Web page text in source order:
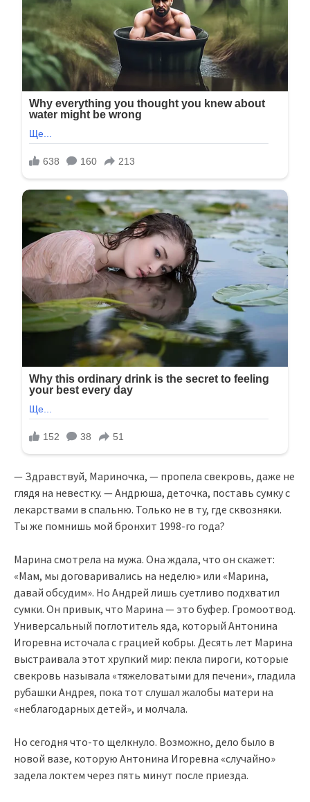
— Здравствуй, Мариночка, — пропела свекровь, даже не
глядя на невестку. — Андрюша, деточка, поставь сумку с
лекарствами в спальню. Только не в ту, где сквозняки.
Ты же помнишь мой бронхит 1998-го года?
Марина смотрела на мужа. Она ждала, что он скажет:
«Мам, мы договаривались на неделю» или «Марина,
давай обсудим». Но Андрей лишь суетливо подхватил
сумки. Он привык, что Марина — это буфер. Громоотвод.
Универсальный поглотитель яда, который Антонина
Игоревна источала с грацией кобры. Десять лет Марина
выстраивала этот хрупкий мир: пекла пироги, которые
свекровь называла «тяжеловатыми для печени», гладила
рубашки Андрея, пока тот слушал жалобы матери на
«неблагодарных детей», и молчала.
Но сегодня что-то щелкнуло. Возможно, дело было в
новой вазе, которую Антонина Игоревна «случайно»
задела локтем через пять минут после приезда.